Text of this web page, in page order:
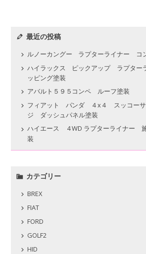
最近の投稿
ルノーカングー ラプターライナー コ
ハイラックス ピックアップ ラプタ
ッピング塗装
アバルト５９５コンペ ルーフ塗装
フィアット パンダ ４x４ スッコー
ジ ダッシュパネル塗装
ハイエース ４WD ラプターライナー
装
カテゴリー
BREX
FIAT
FORD
GOLF2
HID